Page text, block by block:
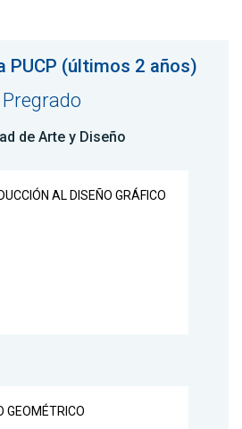
PUCP (últimos 2 años)
Pregrado
de Arte y Diseño
AL DISEÑO GRÁFICO
GEOMÉTRICO